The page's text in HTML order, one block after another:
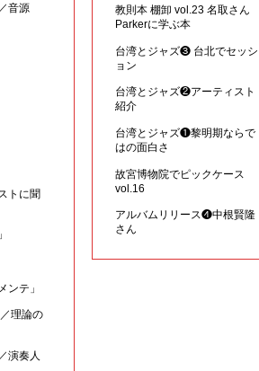
音源
トに聞
ンテ」
理論の
演奏人
教則本 棚卸 vol.23 名取さん
Parkerに学ぶ本
台湾とジャズ❸ 台北でセッシ
ョン
台湾とジャズ❷アーティスト
紹介
台湾とジャズ❶黎明期ならで
はの面白さ
故宮博物院でピックケース
vol.16
アルバムリリース❹中根賢隆
さん